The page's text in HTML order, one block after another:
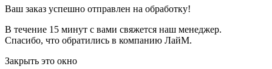
Ваш заказ успешно отправлен на обработку!
В течение 15 минут с вами свяжется наш менеджер.
Спасибо, что обратились в компанию ЛайМ.
Закрыть это окно